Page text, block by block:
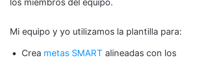
los miembros del equipo.
Mi equipo y yo utilizamos la plantilla para:
Crea metas SMART alineadas con los